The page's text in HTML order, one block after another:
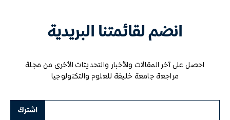
انضم لقائمتنا البريدية
احصل على آخر المقالات والأخبار والتحديثات الأخرى من مجلة
مراجعة جامعة خليفة للعلوم والتكنولوجيا